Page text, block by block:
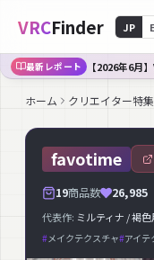
VRCFinder JP
最新レポート
ホーム クリエイター特集
favotime
19商品数 26,985
代表作: ミルティナ / 褐
#メイクテクスチャ#アイテ